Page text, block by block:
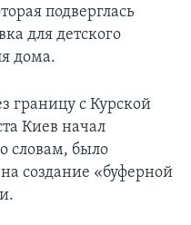
подверглась
для детского
дома.
границу с Курской
Киев начал
словам, было
создание «буферной